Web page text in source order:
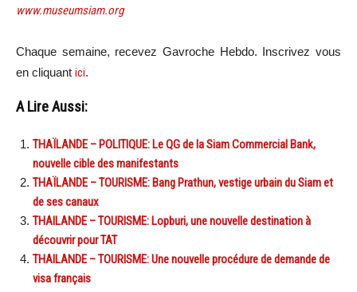
www.museumsiam.org
Chaque semaine, recevez Gavroche Hebdo. Inscrivez vous
en cliquant ici.
A Lire Aussi:
THAÏLANDE – POLITIQUE: Le QG de la Siam Commercial Bank,
nouvelle cible des manifestants
THAÏLANDE – TOURISME: Bang Prathun, vestige urbain du Siam et
de ses canaux
THAILANDE – TOURISME: Lopburi, une nouvelle destination à
découvrir pour TAT
THAILANDE – TOURISME: Une nouvelle procédure de demande de
visa français